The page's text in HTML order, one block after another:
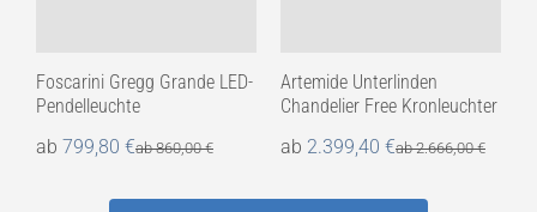
Foscarini Gregg Grande LED-
Pendelleuchte
ab 799,80 €ab860,00€
Artemide Unterlinden
Chandelier Free Kronleuchter
ab 2.399,40 €ab2.666,00€